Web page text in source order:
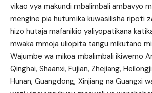
vikao vya makundi mbalimbali ambavyo
mengine pia hutumika kuwasilisha ripoti
hizo hutaja mafanikio yaliyopatikana
mwaka mmoja uliopita tangu mikutano
Wajumbe wa mikoa mbalimbali ikiwemo
Qinghai, Shaanxi, Fujian, Zhejiang,
Hunan, Guangdong, Xinjiang na Guangxi